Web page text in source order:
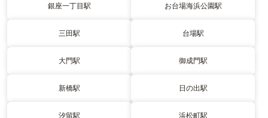
銀座一丁目駅 お台場海浜公園駅
三田駅 台場駅
大門駅 御成門駅
新橋駅 日の出駅
汐留駅 浜松町駅